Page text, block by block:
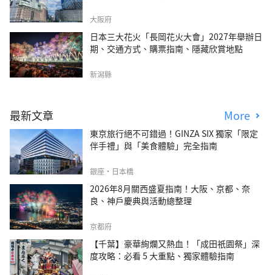
大阪府
日本三大花火「長岡花火大會」2027年舉辦日
期、交通方式、購票指南、隱藏欣賞地點
新潟縣
最新文章 More
東京旅行絕不可錯過！GINZA SIX 獨家「限定
伴手禮」與「美食體驗」完全指南
銀座・日本橋
2026年8月關西盛夏指南！大阪、京都、奈
良、神戶慶典與活動總整理
京都府
【千葉】豪華絢爛又熱血！「成田祇園祭」深
度攻略：必看 5 大重點、獨家體驗指南